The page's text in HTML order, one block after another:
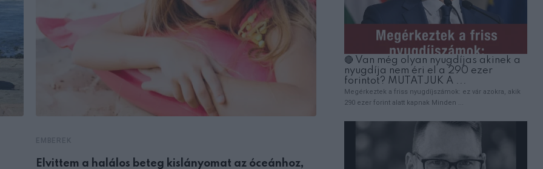
Elvittem a halálos beteg kislányomat az óceánhoz, Fájdalmas veszteség: Gálvölgyi János